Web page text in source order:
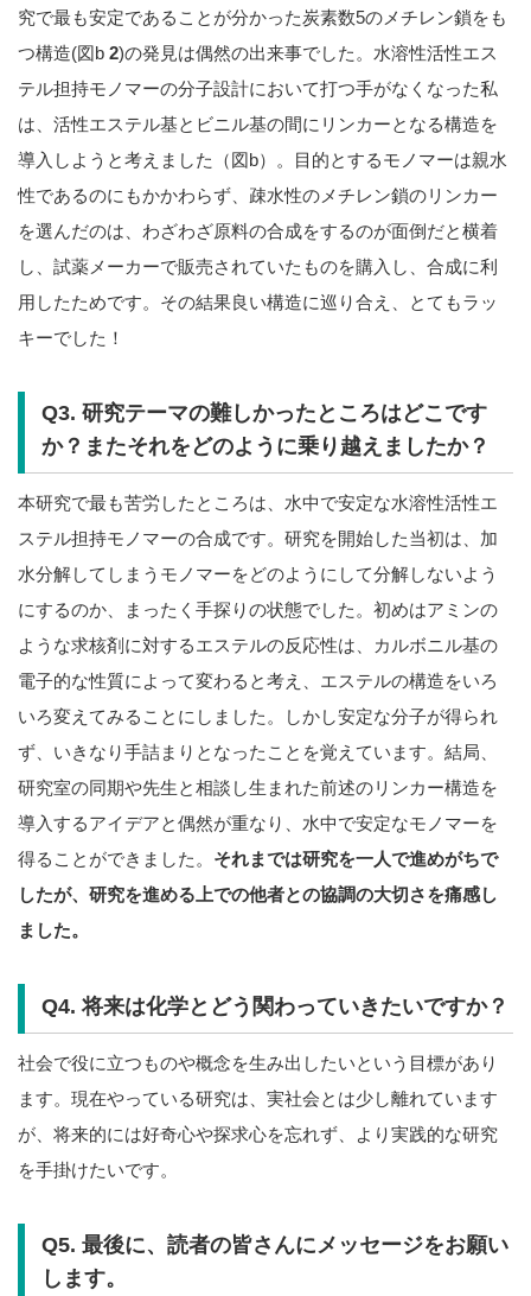
究で最も安定であることが分かった炭素数5のメチレン鎖をも
つ構造(図b 2)の発見は偶然の出来事でした。水溶性活性エス
テル担持モノマーの分子設計において打つ手がなくなった私
は、活性エステル基とビニル基の間にリンカーとなる構造を
導入しようと考えました（図b）。目的とするモノマーは親水
性であるのにもかかわらず、疎水性のメチレン鎖のリンカー
を選んだのは、わざわざ原料の合成をするのが面倒だと横着
し、試薬メーカーで販売されていたものを購入し、合成に利
用したためです。その結果良い構造に巡り合え、とてもラッ
キーでした！
Q3. 研究テーマの難しかったところはどこです
か？またそれをどのように乗り越えましたか？
本研究で最も苦労したところは、水中で安定な水溶性活性エ
ステル担持モノマーの合成です。研究を開始した当初は、加
水分解してしまうモノマーをどのようにして分解しないよう
にするのか、まったく手探りの状態でした。初めはアミンの
ような求核剤に対するエステルの反応性は、カルボニル基の
電子的な性質によって変わると考え、エステルの構造をいろ
いろ変えてみることにしました。しかし安定な分子が得られ
ず、いきなり手詰まりとなったことを覚えています。結局、
研究室の同期や先生と相談し生まれた前述のリンカー構造を
導入するアイデアと偶然が重なり、水中で安定なモノマーを
得ることができました。 それまでは研究を一人で進めがちで
したが、研究を進める上での他者との協調の大切さを痛感し
ました。
Q4. 将来は化学とどう関わっていきたいですか？
社会で役に立つものや概念を生み出したいという目標があり
ます。現在やっている研究は、実社会とは少し離れています
が、将来的には好奇心や探求心を忘れず、より実践的な研究
を手掛けたいです。
Q5. 最後に、読者の皆さんにメッセージをお願い
します。